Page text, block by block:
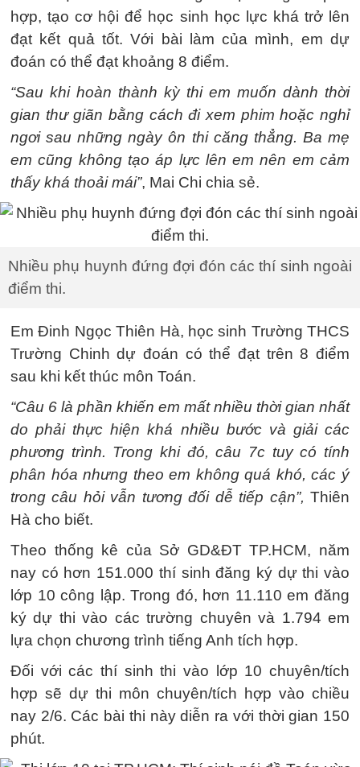
hợp, tạo cơ hội để học sinh học lực khá trở lên
đạt kết quả tốt. Với bài làm của mình, em dự
đoán có thể đạt khoảng 8 điểm.
“Sau khi hoàn thành kỳ thi em muốn dành thời
gian thư giãn bằng cách đi xem phim hoặc nghỉ
ngơi sau những ngày ôn thi căng thẳng. Ba mẹ
em cũng không tạo áp lực lên em nên em cảm
thấy khá thoải mái”, Mai Chi chia sẻ.
Nhiều phụ huynh đứng đợi đón các thí sinh ngoài
điểm thi.
Em Đinh Ngọc Thiên Hà, học sinh Trường THCS
Trường Chinh dự đoán có thể đạt trên 8 điểm
sau khi kết thúc môn Toán.
“Câu 6 là phần khiến em mất nhiều thời gian nhất
do phải thực hiện khá nhiều bước và giải các
phương trình. Trong khi đó, câu 7c tuy có tính
phân hóa nhưng theo em không quá khó, các ý
trong câu hỏi vẫn tương đối dễ tiếp cận”, Thiên
Hà cho biết.
Theo thống kê của Sở GD&ĐT TP.HCM, năm
nay có hơn 151.000 thí sinh đăng ký dự thi vào
lớp 10 công lập. Trong đó, hơn 11.110 em đăng
ký dự thi vào các trường chuyên và 1.794 em
lựa chọn chương trình tiếng Anh tích hợp.
Đối với các thí sinh thi vào lớp 10 chuyên/tích
hợp sẽ dự thi môn chuyên/tích hợp vào chiều
nay 2/6. Các bài thi này diễn ra với thời gian 150
phút.